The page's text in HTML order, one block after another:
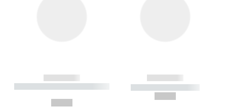
------------
----------- ----------- --------
------------
----------- -----------